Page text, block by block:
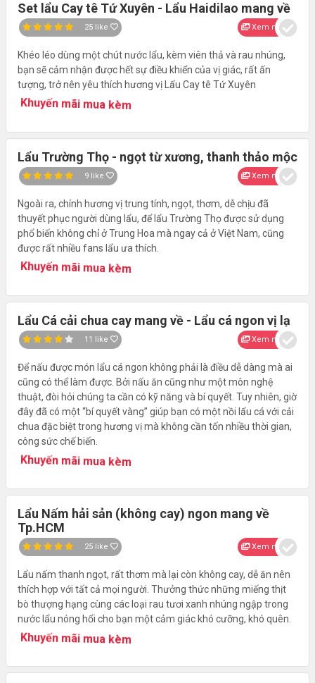
Set lẩu Cay tê Tứ Xuyên - Lẩu Haidilao mang về
25 like Xem nhanh
Khéo léo dùng một chút nước lẩu, kèm viên thả và rau nhúng,
bạn sẽ cảm nhận được hết sự điều khiển của vị giác, rất ấn
tượng, trở nên yêu thích hương vị Lẩu Cay tê Tứ Xuyên
Khuyến mãi mua kèm
Lẩu Trường Thọ - ngọt từ xương, thanh thảo mộc
9 like Xem nhanh
Ngoài ra, chính hương vị trung tính, ngọt, thơm, dễ chịu đã
thuyết phục người dùng lẩu, để lẩu Trường Thọ được sử dụng
phổ biến không chỉ ở Trung Hoa mà ngay cả ở Việt Nam, cũng
được rất nhiều fans lẩu ưa thích.
Khuyến mãi mua kèm
Lẩu Cá cải chua cay mang về - Lẩu cá ngon vị lạ
11 like Xem nhanh
Để nấu được món lẩu cá ngon không phải là điều dễ dàng mà ai
cũng có thể làm được. Bởi nấu ăn cũng như một môn nghệ
thuật, đòi hỏi chúng ta cần có kỹ năng và bí quyết. Tuy nhiên, giờ
đây đã có một “bí quyết vàng” giúp bạn có một nồi lẩu cá với cải
chua đặc biệt trong hương vị mà không cần tốn nhiều thời gian,
công sức chế biến.
Khuyến mãi mua kèm
Lẩu Nấm hải sản (không cay) ngon mang về
Tp.HCM
25 like Xem nhanh
Lẩu nấm thanh ngọt, rất thơm mà lại còn không cay, dễ ăn nên
thích hợp với tất cả mọi người. Thưởng thức những miếng thịt
bò thượng hạng cùng các loại rau tươi xanh nhúng ngập trong
nước lẩu nóng hổi cho bạn một cảm giác khó cưỡng, khó quên.
Khuyến mãi mua kèm